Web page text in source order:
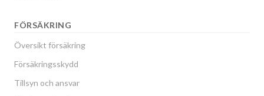
FÖRSÄKRING
Översikt försäkring
Försäkringsskydd
Tillsyn och ansvar